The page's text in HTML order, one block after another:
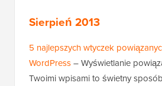
Sierpień 2013
5 najlepszych wtyczek
WordPress– Wyświetlanie
Twoimi wpisami to świetny